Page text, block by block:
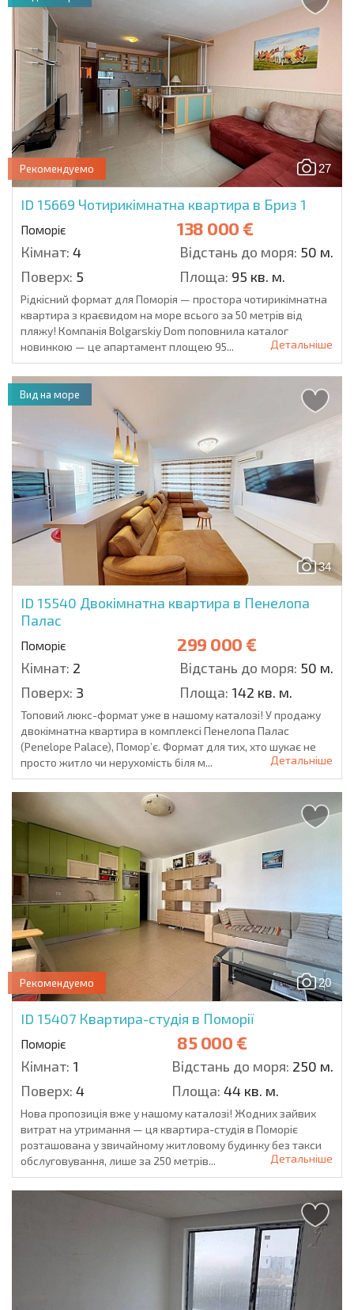
27
Рекомендуемо
ID 15669 Чотирикімнатна квартира в Бриз 1
Поморіє 138 000 €
Кімнат: 4 Відстань до моря: 50 м.
Поверх: 5 Площа: 95 кв. м.
Рідкісний формат для Поморія — простора чотирикімнатна
квартира з краєвидом на море всього за 50 метрів від
пляжу! Компанія Bolgarskiy Dom поповнила каталог
новинкою — це апартамент площею 95...
Детальніше
34
ID 15540 Двокімнатна квартира в Пенелопа
Палас
Поморіє 299 000 €
Кімнат: 2 Відстань до моря: 50 м.
Поверх: 3 Площа: 142 кв. м.
Вид на море
Топовий люкс-формат уже в нашому каталозі! У продажу
двокімнатна квартира в комплексі Пенелопа Палас
(Penelope Palace), Помор’є. Формат для тих, хто шукає не
просто житло чи нерухомість біля м...
Детальніше
20
Рекомендуемо
ID 15407 Квартира-студія в Поморії
Поморіє 85 000 €
Кімнат: 1 Відстань до моря: 250 м.
Поверх: 4 Площа: 44 кв. м.
Нова пропозиція вже у нашому каталозі! Жодних зайвих
витрат на утримання — ця квартира-студія в Поморіє
розташована у звичайному житловому будинку без такси
обслуговування, лише за 250 метрів...
Детальніше